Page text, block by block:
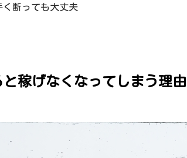
断っても大丈夫
稼げなくなってしまう理由